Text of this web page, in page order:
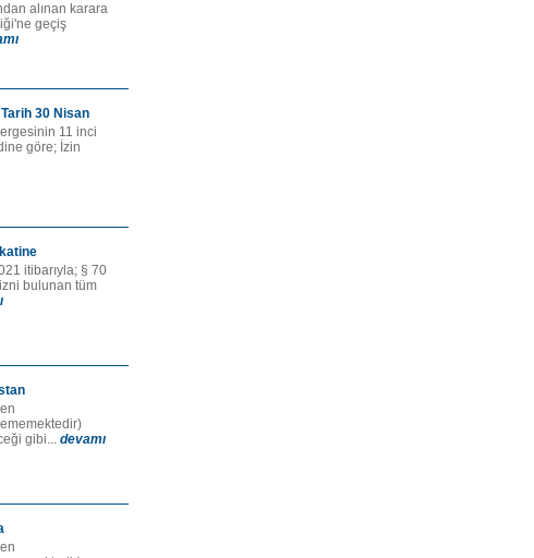
alınan karara
geçiş
30 Nisan
11 inci
göre; İzin
itibarıyla; § 70
bulunan tüm
gibi... devamı